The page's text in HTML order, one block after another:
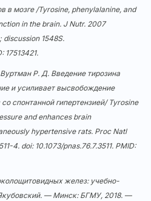
в мозге /Tyrosine, phenylalanine, and
in the brain. J Nutr. 2007
discussion 1548S.
17513421.
Р. Д. Введение тирозина
и усиливает высвобождение
спонтанной гипертензией/ Tyrosine
and enhances brain
hypertensive rats. Proc Natl
4. doi: 10.1073/pnas.76.7.3511. PMID:
желез: учебно-
— Минск: БГМУ, 2018. —